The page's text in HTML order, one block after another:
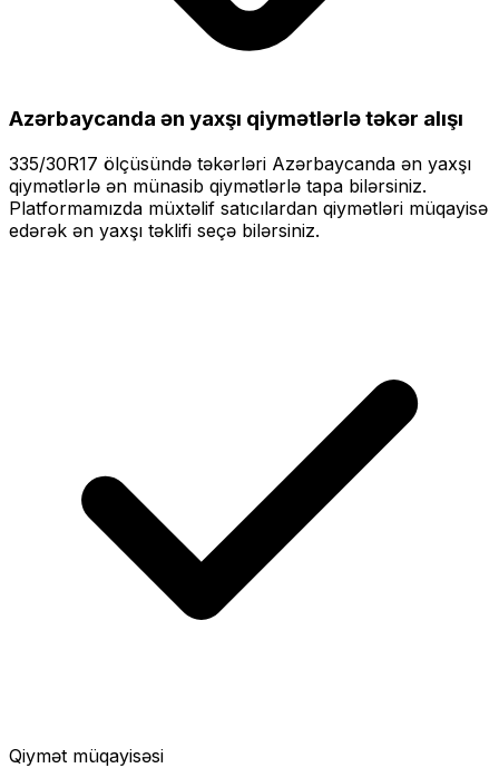
Azərbaycanda ən yaxşı qiymətlərlətəkər alışı
335/30R17 ölçüsündə təkərləri Azərbaycanda ən yaxşı
qiymətlərlə ən münasib qiymətlərlə tapa bilərsiniz.
Platformamızda müxtəlif satıcılardan qiymətləri müqayisə
edərək ən yaxşı təklifi seçə bilərsiniz.
Qiymət müqayisəsi